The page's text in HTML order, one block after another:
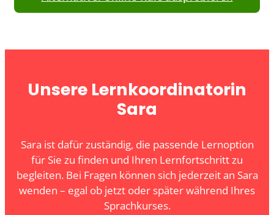
Unsere Lernkoordinatorin
Sara
Sara ist dafür zuständig, die passende Lernoption
für Sie zu finden und Ihren Lernfortschritt zu
begleiten. Bei Fragen können sich jederzeit an Sara
wenden – egal ob jetzt oder später während Ihres
Sprachkurses.